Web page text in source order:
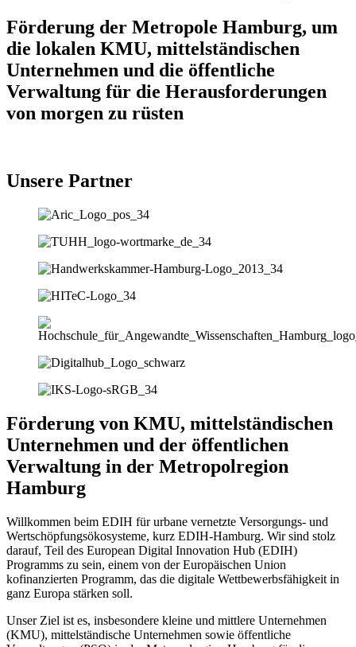
Förderung der Metropole Hamburg, um
die lokalen KMU, mittelständischen
Unternehmen und die öffentliche
Verwaltung für die Herausforderungen
von morgen zu rüsten
Unsere Partner
Förderung von KMU, mittelständischen
Unternehmen und der öffentlichen
Verwaltung in der Metropolregion
Hamburg
Willkommen beim EDIH für urbane vernetzte Versorgungs- und
Wertschöpfungsökosysteme, kurz EDIH-Hamburg. Wir sind stolz
darauf, Teil des European Digital Innovation Hub (EDIH)
Programms zu sein, einem von der Europäischen Union
kofinanzierten Programm, das die digitale Wettbewerbsfähigkeit in
ganz Europa stärken soll.
Unser Ziel ist es, insbesondere kleine und mittlere Unternehmen
(KMU), mittelständische Unternehmen sowie öffentliche